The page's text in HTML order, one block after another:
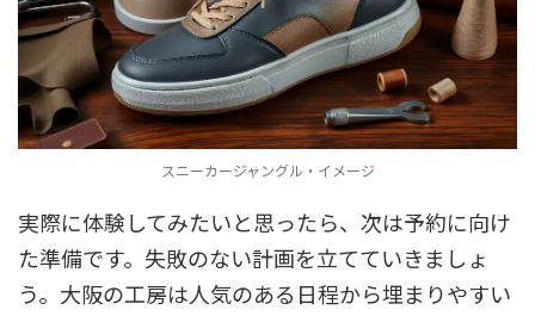
スニーカージャングル・イメージ
実際に体験してみたいと思ったら、次は予約に向け
た準備です。失敗のない計画を立てていきましょ
う。大阪の工房は人気のある日程から埋まりやすい